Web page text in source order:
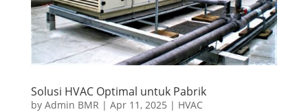
Solusi HVAC Optimal untuk Pabrik
by Admin BMR | Apr 11, 2025 | HVAC